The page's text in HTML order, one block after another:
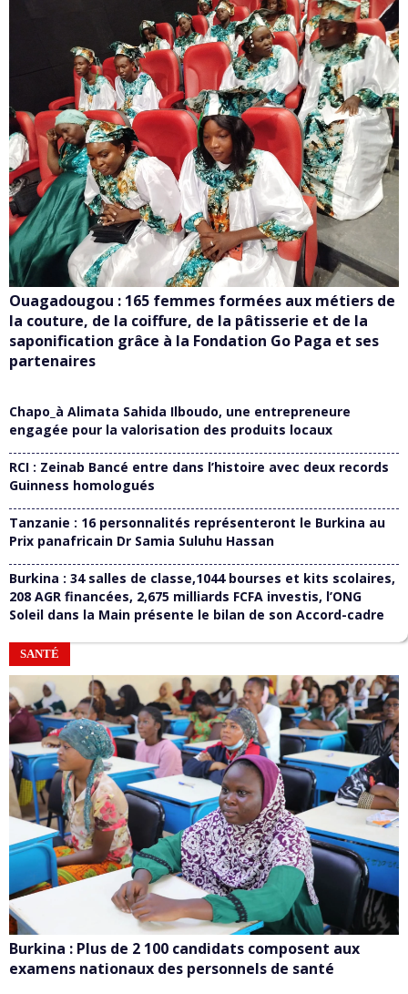
Ouagadougou : 165 femmes formées aux métiers de
la couture, de la coiffure, de la pâtisserie et de la
saponification grâce à la Fondation Go Paga et ses
partenaires
Chapo_à Alimata Sahida Ilboudo, une entrepreneure
engagée pour la valorisation des produits locaux
RCI : Zeinab Bancé entre dans l’histoire avec deux records
Guinness homologués
Tanzanie : 16 personnalités représenteront le Burkina au
Prix panafricain Dr Samia Suluhu Hassan
Burkina : 34 salles de classe,1044 bourses et kits scolaires,
208 AGR financées, 2,675 milliards FCFA investis, l’ONG
Soleil dans la Main présente le bilan de son Accord-cadre
SANTÉ
Burkina : Plus de 2 100 candidats composent aux
examens nationaux des personnels de santé